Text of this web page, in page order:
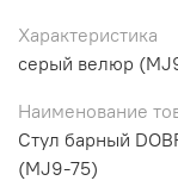
Характеристика
серый велюр
Наименование
Стул барный
(MJ9-75)